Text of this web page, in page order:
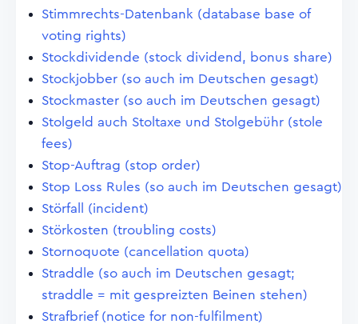
Stimmrechts-Datenbank (database base of
voting rights)
Stockdividende (stock dividend, bonus share)
Stockjobber (so auch im Deutschen gesagt)
Stockmaster (so auch im Deutschen gesagt)
Stolgeld auch Stoltaxe und Stolgebühr (stole
fees)
Stop-Auftrag (stop order)
Stop Loss Rules (so auch im Deutschen gesagt)
Störfall (incident)
Störkosten (troubling costs)
Stornoquote (cancellation quota)
Straddle (so auch im Deutschen gesagt;
straddle = mit gespreizten Beinen stehen)
Strafbrief (notice for non-fulfilment)